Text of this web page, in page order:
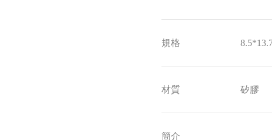
規格
材質 矽膠
簡介